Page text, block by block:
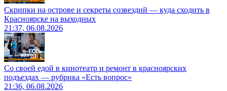
Скрипки на острове и секреты созвездий — куда сходить в
Красноярске на выходных
21:37, 06.08.2026
Со своей едой в кинотеатр и ремонт в красноярских
подъездах — рубрика «Есть вопрос»
21:36, 06.08.2026